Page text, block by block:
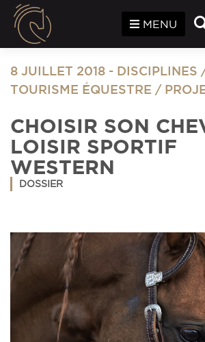
MENU
8 JUILLET 2018 - DISCIPLINES
TOURISME ÉQUESTRE /
CHOISIR SON
LOISIR SPORTIF
WESTERN
DOSSIER
Panneau de gestion des cookies